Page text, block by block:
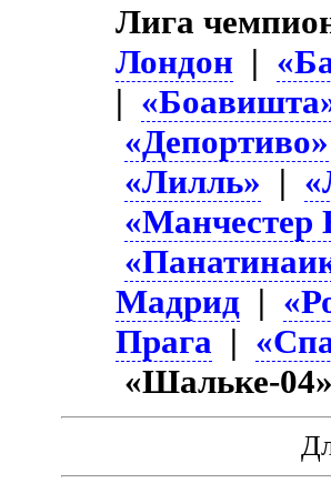
Лига
Лондон |
|
«Депортиво»
«Лилль» |
«Манчестер
Мадрид |
Прага |
«Шальке-